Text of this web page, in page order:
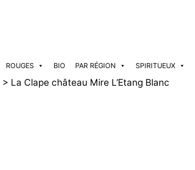
ROUGES BIO PAR RÉGION SPIRITUEUX
> La Clape château Mire L’Etang Blanc